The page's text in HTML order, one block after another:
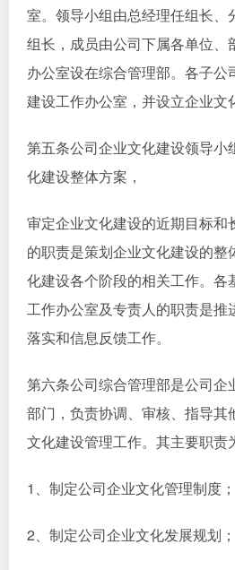
室。领导小组由总经理任组长、
组长，成员由公司下属各单位、
办公室设在综合管理部。各子
建设工作办公室，并设立企业文
第五条公司企业文化建设领导小
化建设整体方案，
审定企业文化建设的近期目标和
的职责是策划企业文化建设的整
化建设各个阶段的相关工作。各
工作办公室及专责人的职责是推
落实和信息反馈工作。
第六条公司综合管理部是公司企
部门，负责协调、审核、指导其
文化建设管理工作。其主要职责
1、制定公司企业文化管理制度；
2、制定公司企业文化发展规划；